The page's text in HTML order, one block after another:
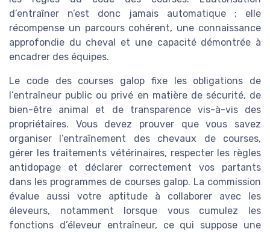
d’entraîner n’est donc jamais automatique ; elle
récompense un parcours cohérent, une connaissance
approfondie du cheval et une capacité démontrée à
encadrer des équipes.
Le code des courses galop fixe les obligations de
l’entraîneur public ou privé en matière de sécurité, de
bien-être animal et de transparence vis-à-vis des
propriétaires. Vous devez prouver que vous savez
organiser l’entraînement des chevaux de courses,
gérer les traitements vétérinaires, respecter les règles
antidopage et déclarer correctement vos partants
dans les programmes de courses galop. La commission
évalue aussi votre aptitude à collaborer avec les
éleveurs, notamment lorsque vous cumulez les
fonctions d’éleveur entraîneur, ce qui suppose une